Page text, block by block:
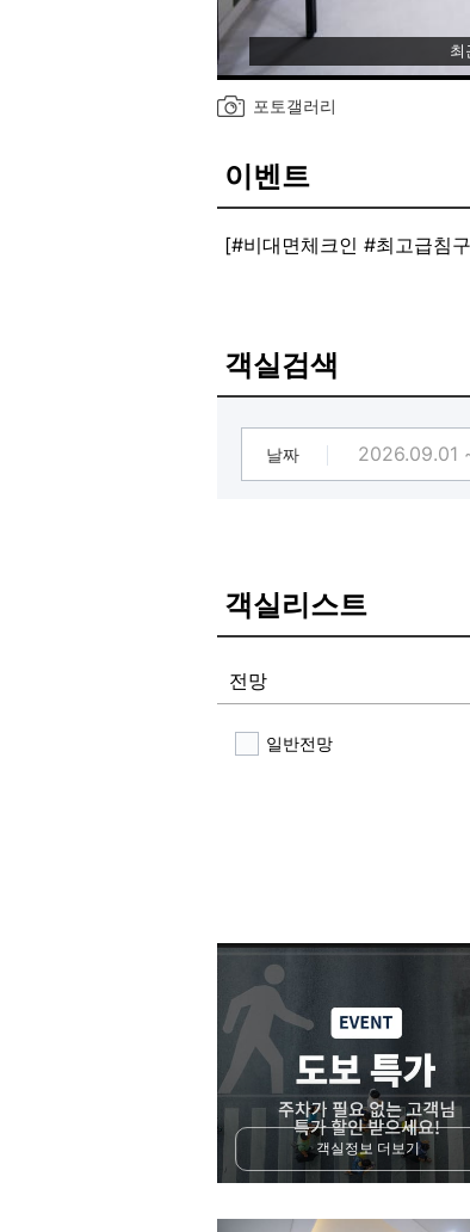
최
포토갤러리
이벤트
[#비대면체크인 #최고급침
객실검색
날짜
객실리스트
전망
일반전망
객실정보 더보기